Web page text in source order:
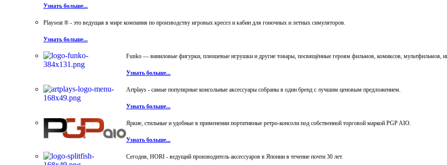
Узнать больше...
Playseat ® - это ведущая в мире компания по производству игровых кресел и кабин для гоночных и летных симуляторов.
Узнать больше...
Funko — виниловые фигурки, плюшевые игрушки и другие товары, посвящённые героям фильмов, комиксов, мультфильмов,
Узнать больше...
Artplays - самые популярные консольные аксессуары собраны в один бренд с лучшим ценовым предложением.
Узнать больше...
Яркие, стильные и удобные в применении портативные ретро-консоли под собственной торговой маркой PGP AIO.
Узнать больше...
Сегодня, HORI - ведущий производитель аксессуаров в Японии в течение почти 30 лет.